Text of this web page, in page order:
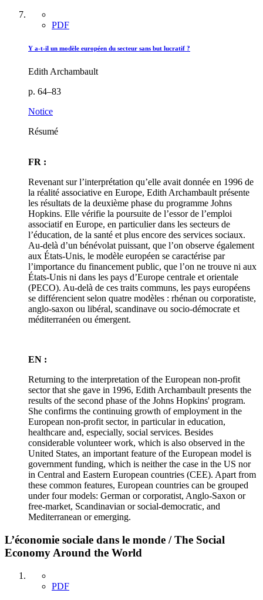
PDF
Y a-t-il un modèle européen du secteur sans but lucratif ?
Edith Archambault
p. 64–83
Notice
Résumé
FR :
Revenant sur l’interprétation qu’elle avait donnée en 1996 de
la réalité associative en Europe, Edith Archambault présente
les résultats de la deuxième phase du programme Johns
Hopkins. Elle vérifie la poursuite de l’essor de l’emploi
associatif en Europe, en particulier dans les secteurs de
l’éducation, de la santé et plus encore des services sociaux.
Au-delà d’un bénévolat puissant, que l’on observe également
aux États-Unis, le modèle européen se caractérise par
l’importance du financement public, que l’on ne trouve ni aux
États-Unis ni dans les pays d’Europe centrale et orientale
(PECO). Au-delà de ces traits communs, les pays européens
se différencient selon quatre modèles : rhénan ou corporatiste,
anglo-saxon ou libéral, scandinave ou socio-démocrate et
méditerranéen ou émergent.
EN :
Returning to the interpretation of the European non-profit
sector that she gave in 1996, Edith Archambault presents the
results of the second phase of the Johns Hopkins' program.
She confirms the continuing growth of employment in the
European non-profit sector, in particular in education,
healthcare and, especially, social services. Besides
considerable volunteer work, which is also observed in the
United States, an important feature of the European model is
government funding, which is neither the case in the US nor
in Central and Eastern European countries (CEE). Apart from
these common features, European countries can be grouped
under four models: German or corporatist, Anglo-Saxon or
free-market, Scandinavian or social-democratic, and
Mediterranean or emerging.
L’économie sociale dans le monde / The Social
Economy Around the World
PDF